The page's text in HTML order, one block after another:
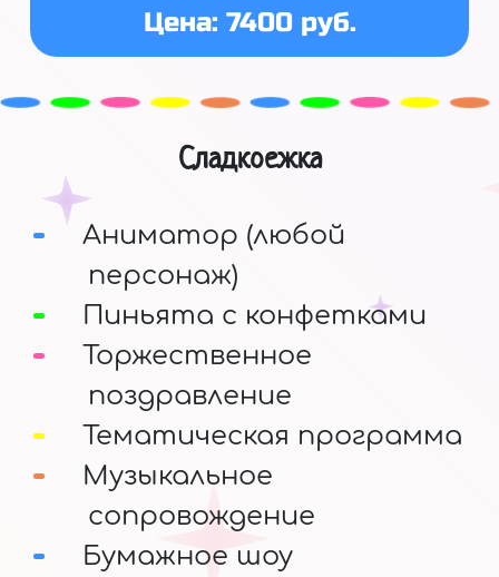
Цена: 7400 руб.
Сладкоежка
Аниматор (любой
персонаж)
Пиньята с конфетками
Торжественное
поздравление
Тематическая программа
Музыкальное
сопровождение
Бумажное шоу